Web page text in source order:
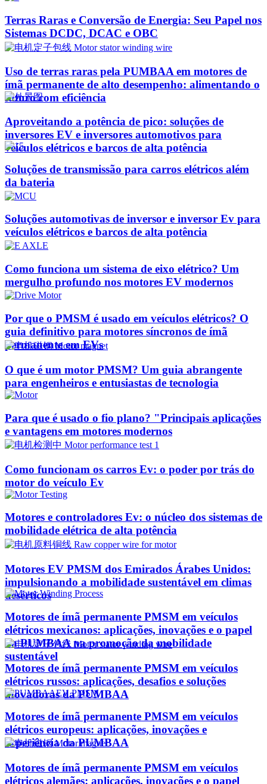
Terras Raras e Conversão de Energia: Seu Papel nos
Sistemas DCDC, DCAC e OBC
Uso de terras raras pela PUMBAA em motores de
ímã permanente de alto desempenho: alimentando o
futuro com eficiência
Aproveitando a potência de pico: soluções de
inversores EV e inversores automotivos para
veículos elétricos e barcos de alta potência
Soluções de transmissão para carros elétricos além
da bateria
Soluções automotivas de inversor e inversor Ev para
veículos elétricos e barcos de alta potência
Como funciona um sistema de eixo elétrico? Um
mergulho profundo nos motores EV modernos
Por que o PMSM é usado em veículos elétricos? O
guia definitivo para motores síncronos de ímã
permanente em EVs
O que é um motor PMSM? Um guia abrangente
para engenheiros e entusiastas de tecnologia
Para que é usado o fio plano? "Principais aplicações
e vantagens em motores modernos
Como funcionam os carros Ev: o poder por trás do
motor do veículo Ev
Motores e controladores Ev: o núcleo dos sistemas de
mobilidade elétrica de alta potência
Motores EV PMSM dos Emirados Árabes Unidos:
impulsionando a mobilidade sustentável em climas
desérticos
Motores de ímã permanente PMSM em veículos
elétricos mexicanos: aplicações, inovações e o papel
da PUMBAA na promoção da mobilidade
sustentável
Motores de ímã permanente PMSM em veículos
elétricos russos: aplicações, desafios e soluções
inovadoras da PUMBAA
Motores de ímã permanente PMSM em veículos
elétricos europeus: aplicações, inovações e
experiência da PUMBAA
Motores de ímã permanente PMSM em veículos
elétricos alemães: aplicações, inovações e o papel